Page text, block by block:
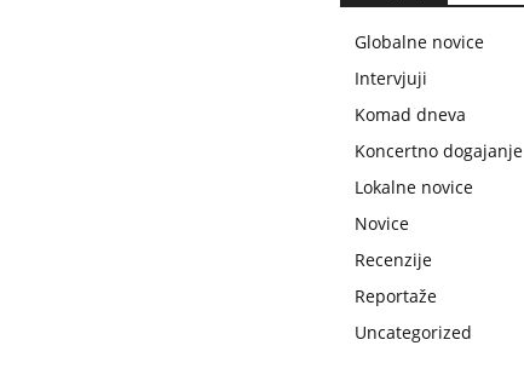
Globalne novice
Intervjuji
Komad dneva
Koncertno dogajanje
Lokalne novice
Novice
Recenzije
Reportaže
Uncategorized